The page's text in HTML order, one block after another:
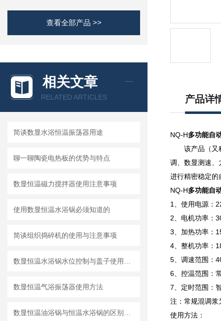
查看全部产品 >>
相关文章
RELATED ARTICLES
简谈数显水浴恒温振荡器用途
聊一聊陶瓷电热板的优势与特点
数显恒温磁力搅拌器使用注意事项
使用数显恒温水浴锅必须知道的
简谈组织捣碎机的使用与注意事项
数显恒温气浴振荡器使用方法
产品详
NQ-H多功能自
该产品（又
调、数显测速、
进行精密稳定的
NQ-H多功能自
1、使用电源：
2、电机功率：
3、加热功率：
4、整机功率：
5、调速范围：
6、控温范围：
7、定时范围：
注：常规混调浆
使用方法：